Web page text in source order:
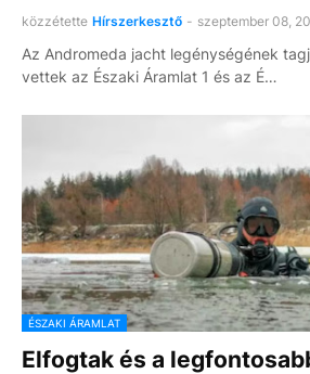
közzétette Hírszerkesztő - szeptember 08,
Az Andromeda jacht legénységének
vettek az Északi Áramlat 1 és az É…
ÉSZAKI ÁRAMLAT
Elfogtak és a